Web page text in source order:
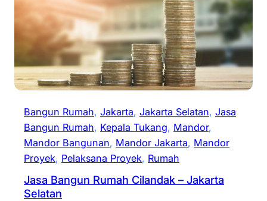
Bangun Rumah, Jakarta, Jakarta Selatan, Jasa
Bangun Rumah, Kepala Tukang, Mandor
Mandor Bangunan, Mandor Jakarta, Mandor
Proyek, Pelaksana Proyek, Rumah
Jasa Bangun Rumah Cilandak – Jakarta
Selatan